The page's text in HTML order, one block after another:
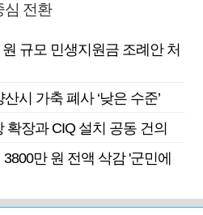
심 전환
규모 민생지원금 조례안 처
시 가축 폐사 ‘낮은 수준’
장과 CIQ 설치 공동 건의
만 원 전액 삭감 '군민에